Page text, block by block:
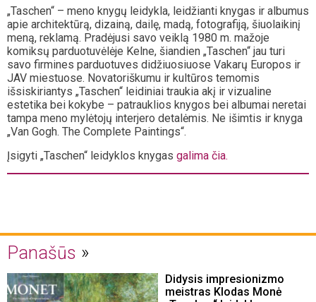
„Taschen“ – meno knygų leidykla, leidžianti knygas ir albumus
apie architektūrą, dizainą, dailę, madą, fotografiją, šiuolaikinį
meną, reklamą. Pradėjusi savo veiklą 1980 m. mažoje
komiksų parduotuvėlėje Kelne, šiandien „Taschen“ jau turi
savo firmines parduotuves didžiuosiuose Vakarų Europos ir
JAV miestuose. Novatoriškumu ir kultūros temomis
išsiskiriantys „Taschen“ leidiniai traukia akį ir vizualine
estetika bei kokybe – patrauklios knygos bei albumai neretai
tampa meno mylėtojų interjero detalėmis. Ne išimtis ir knyga
„Van Gogh. The Complete Paintings“.
Įsigyti „Taschen“ leidyklos knygas galima čia.
Panašūs
Didysis impresionizmo
meistras Klodas Monė